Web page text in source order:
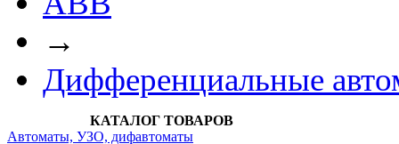
→
Дифференциальные
КАТАЛОГ ТОВАРОВ
Автоматы, УЗО, дифавтоматы